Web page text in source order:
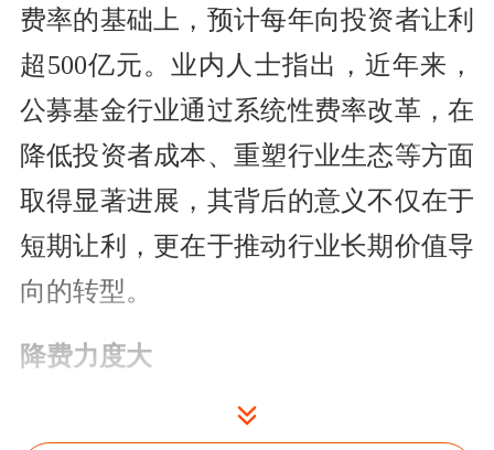
费率的基础上，预计每年向投资者让利
超500亿元。业内人士指出，近年来，
公募基金行业通过系统性费率改革，在
降低投资者成本、重塑行业生态等方面
取得显著进展，其背后的意义不仅在于
短期让利，更在于推动行业长期价值导
向的转型。
降费力度大
此次修订是贯彻新“国九条”精神、落实